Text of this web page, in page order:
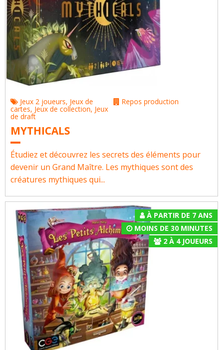
Jeux 2 joueurs, Jeux de
cartes, Jeux de collection, Jeux
de draft
Repos production
MYTHICALS
Étudiez et découvrez les secrets des éléments pour
devenir un Grand Maître. Les mythiques sont des
créatures mythiques qui...
À PARTIR DE 7 ANS
MOINS DE 30 MINUTES
2À 4JOUEURS